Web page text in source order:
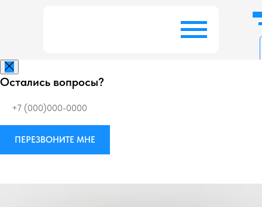
Остались вопросы?
ПЕРЕЗВОНИТЕ МНЕ